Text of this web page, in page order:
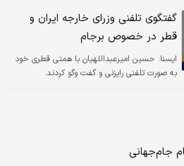
گفتگوی تلفنی وزرای خارجه ایران و
قطر در خصوص برجام
ایسنا: حسین امیرعبداللهیان با همتی قطری خود
به صورت تلفنی رایزنی و گفت وگو کردند.
جام‌جهانی